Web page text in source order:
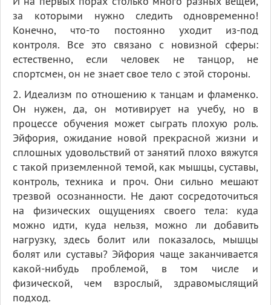
за которыми нужно следить одновременно!
Конечно, что-то постоянно уходит из-под
контроля. Все это связано с новизной сферы:
естественно, если человек не танцор, не
спортсмен, он не знает свое тело с этой стороны.
2. Идеализм по отношению к танцам и фламенко.
Он нужен, да, он мотивирует на учебу, но в
процессе обучения может сыграть плохую роль.
Эйфория, ожидание новой прекрасной жизни и
сплошных удовольствий от занятий плохо вяжутся
с такой приземленной темой, как мышцы, суставы,
контроль, техника и проч. Они сильно мешают
трезвой осознанности. Не дают сосредоточиться
на физических ощущениях своего тела: куда
можно идти, куда нельзя, можно ли добавить
нагрузку, здесь болит или показалось, мышцы
болят или суставы? Эйфория чаще заканчивается
какой-нибудь проблемой, в том числе и
физической, чем взрослый, здравомыслящий
подход.